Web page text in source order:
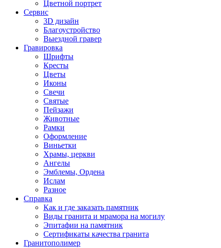
Цветной портрет
Сервис
3D дизайн
Благоустройство
Выездной гравер
Гравировка
Шрифты
Кресты
Цветы
Иконы
Свечи
Святые
Пейзажи
Животные
Рамки
Оформление
Виньетки
Храмы, церкви
Ангелы
Эмблемы, Ордена
Ислам
Разное
Справка
Как и где заказать памятник
Виды гранита и мрамора на могилу
Эпитафии на памятник
Сертификаты качества гранита
Гранитополимер